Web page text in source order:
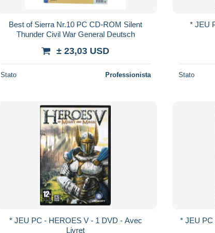
Best of Sierra Nr.10 PC CD-ROM Silent
Thunder Civil War General Deutsch
± 23,03 USD
Stato Professionista
* JEU PC - Les Experts - Las Vegas -
Stato
* JEU PC - HEROES V - 1 DVD - Avec
Livret
* JEU PC - AMERZONE - 3 DVD Episodes